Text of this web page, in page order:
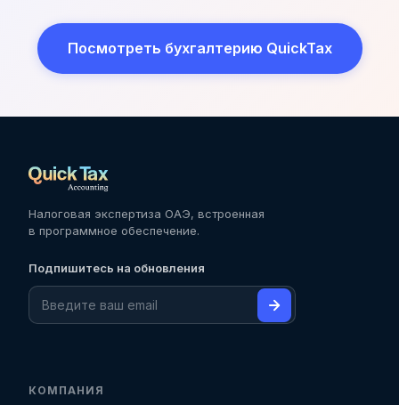
Посмотреть бухгалтерию QuickTax
Налоговая экспертиза ОАЭ, встроенная
в программное обеспечение.
Подпишитесь на обновления
КОМПАНИЯ